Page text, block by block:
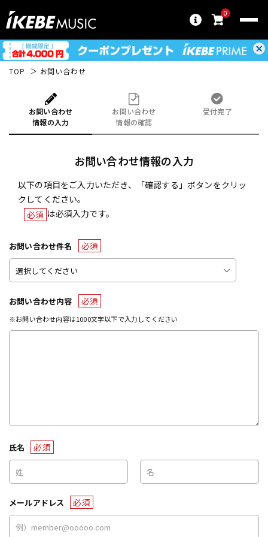
0
TOP お問い合わせ
お問い合わせ
情報の入力
お問い合わせ
情報の確認
受付完了
お問い合わせ情報の入力
以下の項目をご入力いただき、「確認する」ボタンをクリッ
クしてください。
必須 は必須入力です。
お問い合わせ件名 必須
お問い合わせ内容 必須
※お問い合わせ内容は1000文字以下で入力してください
氏名 必須
メールアドレス 必須